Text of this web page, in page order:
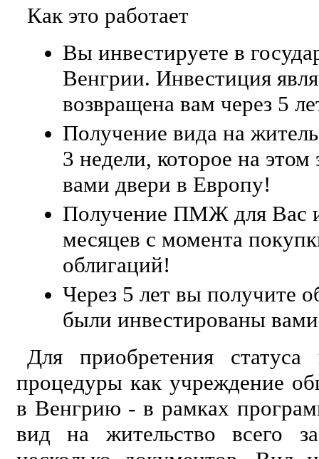
Как это работает
Вы инвестируете в
Венгрии. Инвестиция
возвращена вам через 5
Получение вида на
3 недели, которое на этом
вами двери в Европу!
Получение ПМЖ для Вас
месяцев с момента
облигаций!
Через 5 лет вы получите
были инвестированы
Для приобретения
процедуры как учреждение
в Венгрию - в рамках
вид на жительство всего